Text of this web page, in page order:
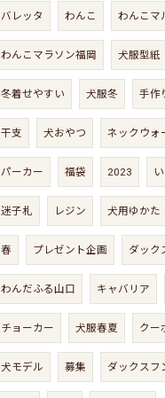
バレッタ わんこ わんこマ
わんこマラソン福岡 犬服型紙
冬着せやすい 犬服冬 手作
干支 犬おやつ ネックウォ
パーカー 福袋 2023
迷子札 レジン 犬用ゆかた
春 プレゼント企画 ダック
わんだふる山口 キャバリア
チョーカー 犬服春夏 クー
犬モデル 募集 ダックスフ